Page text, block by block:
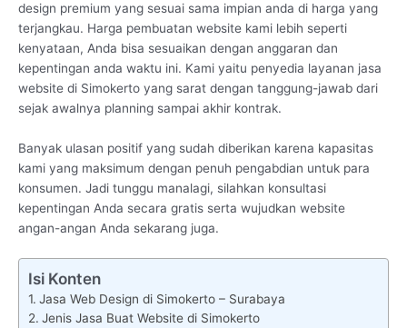
design premium yang sesuai sama impian anda di harga yang
terjangkau. Harga pembuatan website kami lebih seperti
kenyataan, Anda bisa sesuaikan dengan anggaran dan
kepentingan anda waktu ini. Kami yaitu penyedia layanan jasa
website di Simokerto yang sarat dengan tanggung-jawab dari
sejak awalnya planning sampai akhir kontrak.
Banyak ulasan positif yang sudah diberikan karena kapasitas
kami yang maksimum dengan penuh pengabdian untuk para
konsumen. Jadi tunggu manalagi, silahkan konsultasi
kepentingan Anda secara gratis serta wujudkan website
angan-angan Anda sekarang juga.
Isi Konten
Jasa Web Design di Simokerto – Surabaya
Jenis Jasa Buat Website di Simokerto